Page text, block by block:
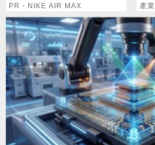
PR・NIKE AIR MAX
科技
產業